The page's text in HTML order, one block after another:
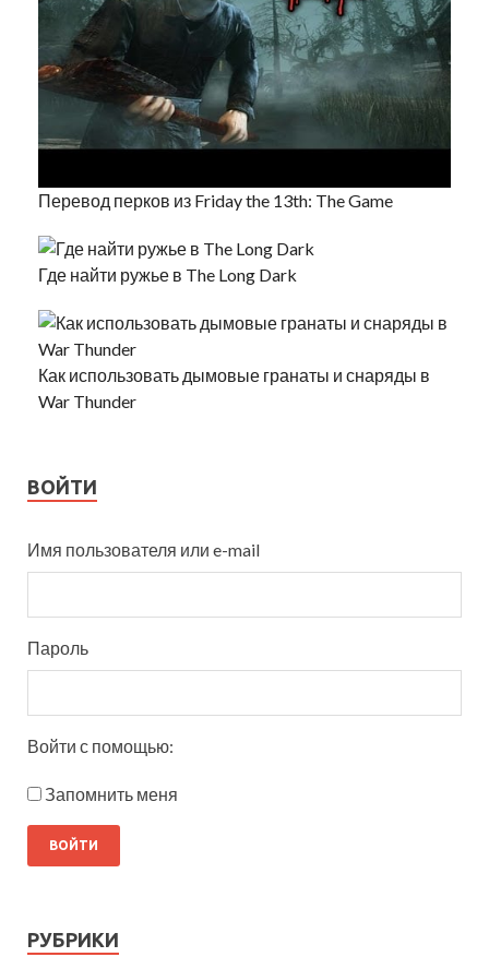
Перевод перков из Friday the 13th: The Game
Где найти ружье в The Long Dark
Как использовать дымовые гранаты и снаряды в
War Thunder
ВОЙТИ
Имя пользователя или e-mail
Пароль
Войти с помощью:
Запомнить меня
РУБРИКИ